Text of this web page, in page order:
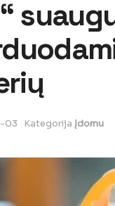
03 Kategorija Įdomu